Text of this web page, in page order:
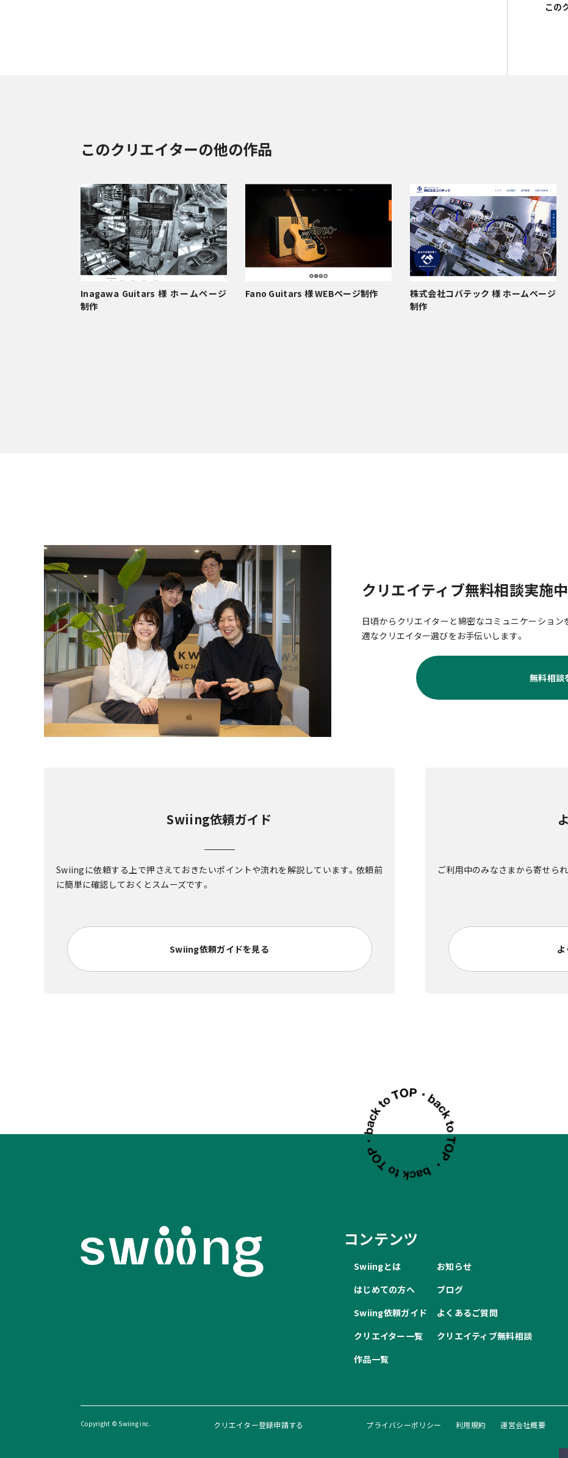
このクリエイターの他の作品
Inagawa Guitars 様 ホームページ
制作
Fano Guitars 様 WEBページ制作
株式会社コバテック 様 ホームページ
制作
クリエイティブ無料相談実施中
日頃からクリエイターと綿密なコミュニケーション
適なクリエイター選びをお手伝いします。
無料相談
Swiing依頼ガイド
Swiingに依頼する上で押さえておきたいポイントや流れを解説しています。依頼前
に簡単に確認しておくとスムーズです。
Swiing依頼ガイドを見る
ご利用中のみなさまから寄せら
コンテンツ
Swiingとは
はじめての方へ
Swiing依頼ガイド
クリエイター一覧
作品一覧
お知らせ
ブログ
よくあるご質問
クリエイティブ無料相談
プライバシーポリシー 利用規約 運営会社概要
クリエイター登録申請する
Copyright © Swiing inc.